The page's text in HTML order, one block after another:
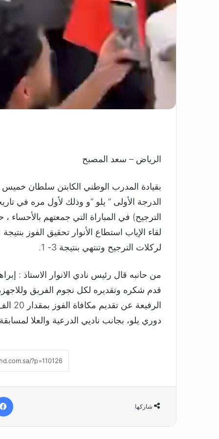
الرياض – سعد المصبح
بقيادة المدرب الوطني الكابتن سلطان
لركلات الترجيح وتنتهي بنتيجة 3- 1.
من حانبه قال رئيس نادي الانوار الاستاذ :
قدم شكره وتقديره لكل نجوم الفريق وللاجهزة
دوري يلو، بجانب ناديي الدرعية والعلا
شاركها